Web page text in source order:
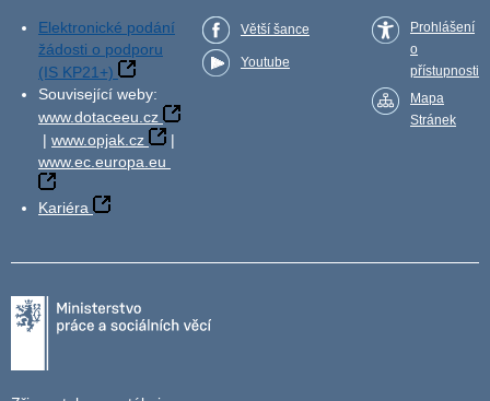
Elektronické podání
žádosti o podporu
(IS KP21+)
Související weby:
www.dotaceeu.cz
| www.opjak.cz
|
www.ec.europa.eu
Kariéra
Větší šance
Youtube
Prohlášení
o
přístupnosti
Mapa
Stránek